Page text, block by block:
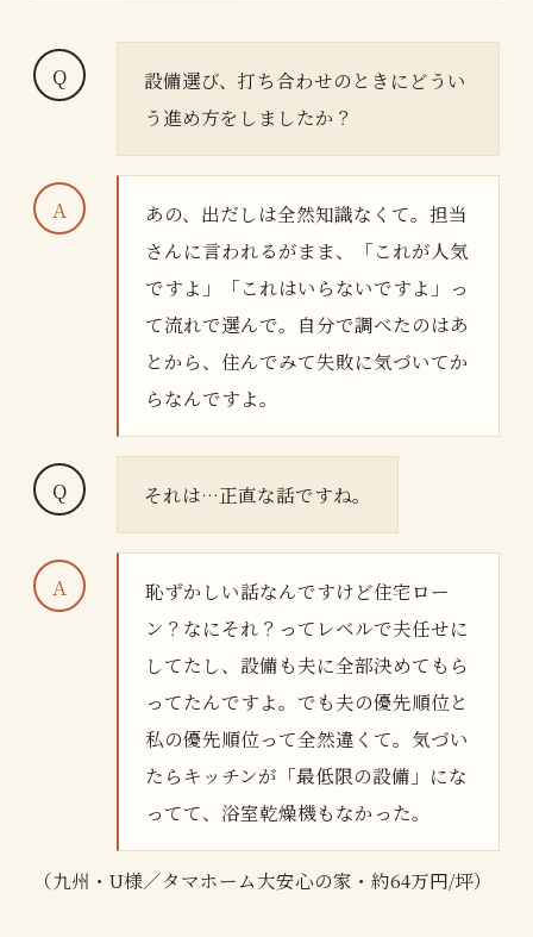
設備選び、打ち合わせのときにどうい
う進め方をしましたか？
あの、出だしは全然知識なくて。担当
さんに言われるがまま、「これが人気
ですよ」「これはいらないですよ」っ
て流れで選んで。自分で調べたのはあ
とから、住んでみて失敗に気づいてか
らなんですよ。
それは…正直な話ですね。
恥ずかしい話なんですけど住宅ロー
ン？なにそれ？ってレベルで夫任せに
してたし、設備も夫に全部決めてもら
ってたんですよ。でも夫の優先順位と
私の優先順位って全然違くて。気づい
たらキッチンが「最低限の設備」にな
ってて、浴室乾燥機もなかった。
（九州・U様／タマホーム大安心の家・約64万円/坪）